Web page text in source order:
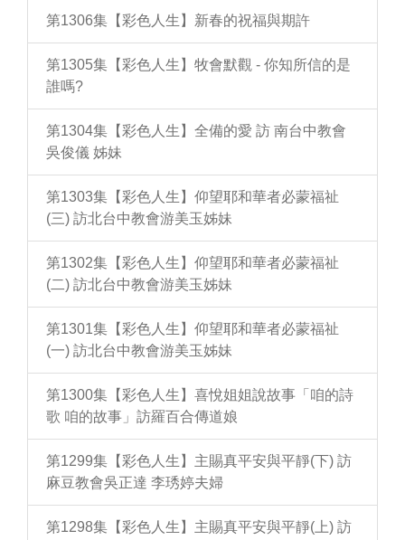
第1306集【彩色人生】新春的祝福與期許
第1305集【彩色人生】牧會默觀 - 你知所信的是
誰嗎?
第1304集【彩色人生】全備的愛 訪 南台中教會
吳俊儀 姊妹
第1303集【彩色人生】仰望耶和華者必蒙福祉
(三) 訪北台中教會游美玉姊妹
第1302集【彩色人生】仰望耶和華者必蒙福祉
(二) 訪北台中教會游美玉姊妹
第1301集【彩色人生】仰望耶和華者必蒙福祉
(一) 訪北台中教會游美玉姊妹
第1300集【彩色人生】喜悅姐姐說故事「咱的詩
歌 咱的故事」訪羅百合傳道娘
第1299集【彩色人生】主賜真平安與平靜(下) 訪
麻豆教會吳正達 李琇婷夫婦
第1298集【彩色人生】主賜真平安與平靜(上) 訪